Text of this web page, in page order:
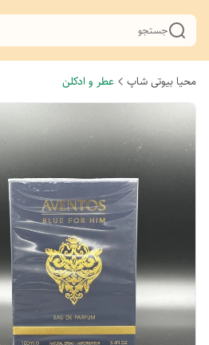
جستجو
محیا بیوتی شاپ عطر و ادکلن